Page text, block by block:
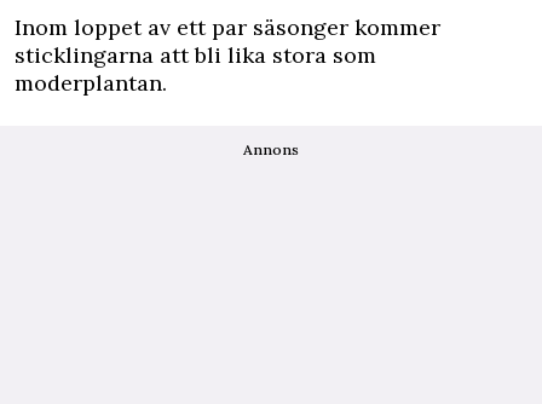
Inom loppet av ett par säsonger kommer
sticklingarna att bli lika stora som
moderplantan.
Annons